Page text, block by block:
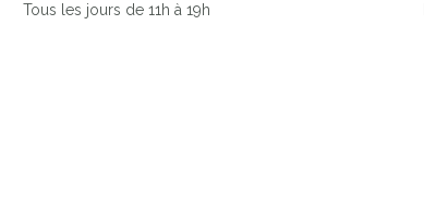
Tous les jours de 11h à 19h